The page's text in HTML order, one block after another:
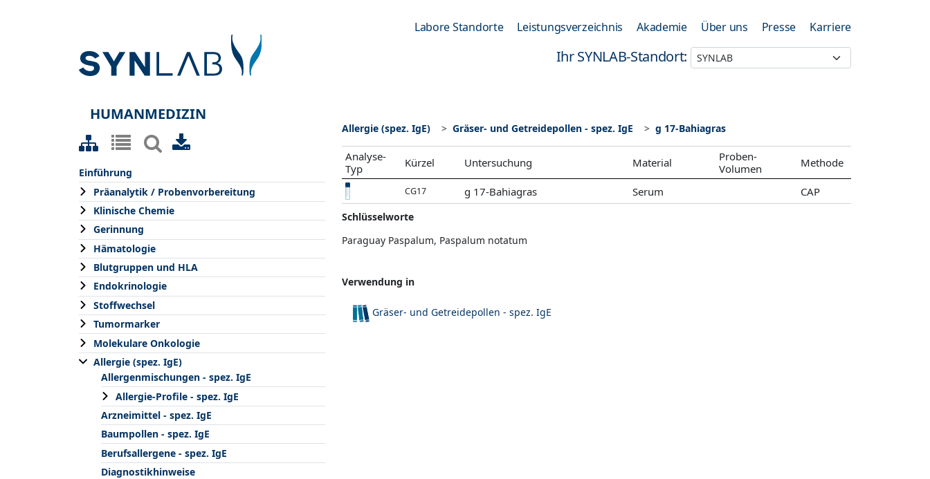
Labore Standorte Leistungsverzeichnis Akademie Über uns Presse Karriere
Ihr SYNLAB-Standort:
HUMANMEDIZIN
Einführung
Präanalytik / Probenvorbereitung
Klinische Chemie
Gerinnung
Hämatologie
Blutgruppen und HLA
Endokrinologie
Stoffwechsel
Tumormarker
Molekulare Onkologie
Allergie (spez. IgE)
Allergenmischungen - spez. IgE
Allergie-Profile - spez. IgE
Arzneimittel - spez. IgE
Baumpollen - spez. IgE
Berufsallergene - spez. IgE
Diagnostikhinweise
Allergie (spez. IgE) Gräser- und Getreidepollen - spez. IgE g 17-Bahiagras
Analyse-
Typ
Kürzel Untersuchung Material
Proben-
Volumen
Methode
CG17 g 17-Bahiagras Serum CAP
Schlüsselworte
Paraguay Paspalum, Paspalum notatum
Verwendung in
Gräser- und Getreidepollen - spez. IgE